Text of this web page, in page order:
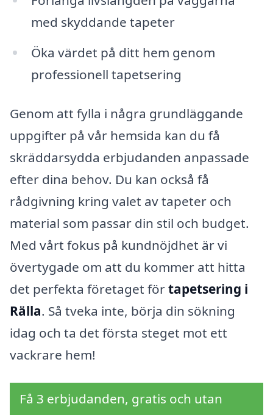
med skyddande tapeter
Öka värdet på ditt hem genom
professionell tapetsering
Genom att fylla i några grundläggande
uppgifter på vår hemsida kan du få
skräddarsydda erbjudanden anpassade
efter dina behov. Du kan också få
rådgivning kring valet av tapeter och
material som passar din stil och budget.
Med vårt fokus på kundnöjdhet är vi
övertygade om att du kommer att hitta
det perfekta företaget förtapetsering i
Rälla. Så tveka inte, börja din sökning
idag och ta det första steget mot ett
vackrare hem!
Få 3 erbjudanden, gratis och utan